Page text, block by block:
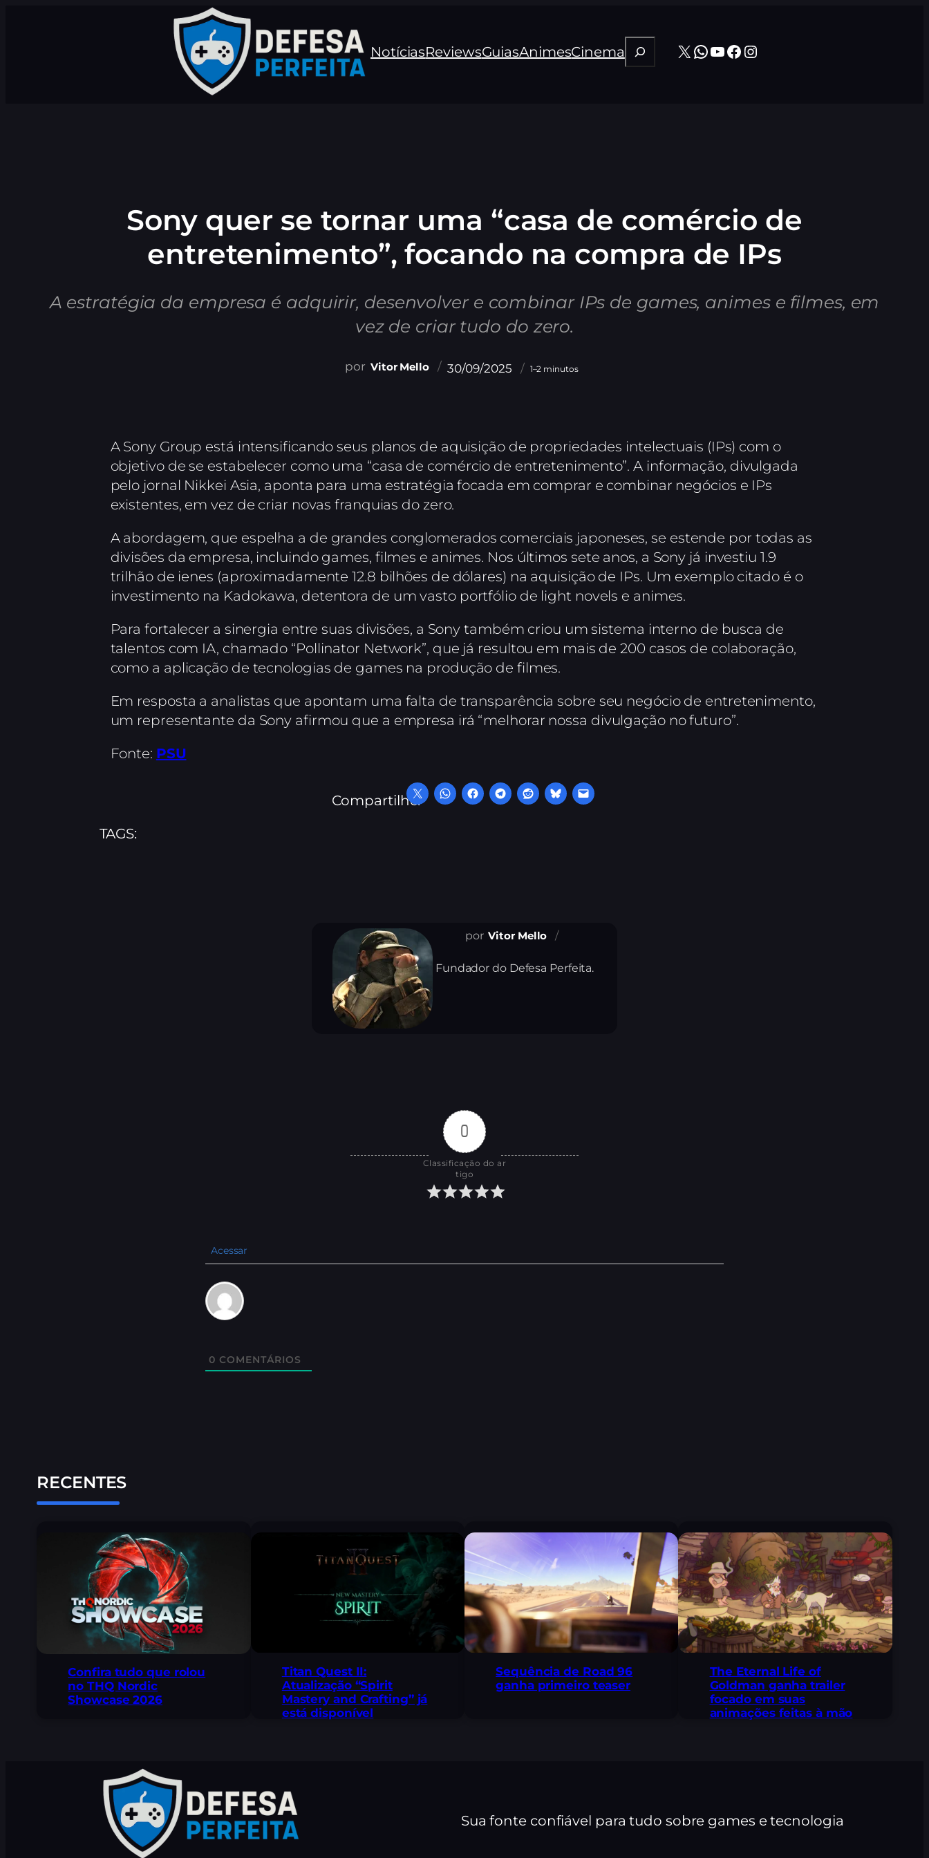
NotíciasReviewsGuiasAnimesCinema Pesquisar
X WhatsApp
Youtube
Facebook
Instagram
Sony quer se tornar uma “casa de comércio de
entretenimento”, focando na compra de IPs
A estratégia da empresa é adquirir, desenvolver e combinar IPs de games, animes e filmes, em
vez de criar tudo do zero.
Vitor Mello 30/09/2025 1–2 minutos
A Sony Group está intensificando seus planos de aquisição de propriedades intelectuais (IPs) com o
objetivo de se estabelecer como uma “casa de comércio de entretenimento”. A informação, divulgada
pelo jornal Nikkei Asia, aponta para uma estratégia focada em comprar e combinar negócios e IPs
existentes, em vez de criar novas franquias do zero.
A abordagem, que espelha a de grandes conglomerados comerciais japoneses, se estende por todas as
divisões da empresa, incluindo games, filmes e animes. Nos últimos sete anos, a Sony já investiu 1.9
trilhão de ienes (aproximadamente 12.8 bilhões de dólares) na aquisição de IPs. Um exemplo citado é o
investimento na Kadokawa, detentora de um vasto portfólio de light novels e animes.
Para fortalecer a sinergia entre suas divisões, a Sony também criou um sistema interno de busca de
talentos com IA, chamado “Pollinator Network”, que já resultou em mais de 200 casos de colaboração,
como a aplicação de tecnologias de games na produção de filmes.
Em resposta a analistas que apontam uma falta de transparência sobre seu negócio de entretenimento,
um representante da Sony afirmou que a empresa irá “melhorar nossa divulgação no futuro”.
Fonte: PSU
Compartilhe:
TAGS:
Vitor Mello
Fundador do Defesa Perfeita.
0
Classificação do ar
tigo
Acessar
0 COMENTÁRIOS
RECENTES
Confira tudo que rolou
no THQ Nordic
Showcase 2026
Titan Quest II:
Atualização “Spirit
Mastery and Crafting” já
está disponível
Sequência de Road 96
ganha primeiro teaser
The Eternal Life of
Goldman ganha trailer
focado em suas
animações feitas à mão
Sua fonte confiável para tudo sobre games e tecnologia